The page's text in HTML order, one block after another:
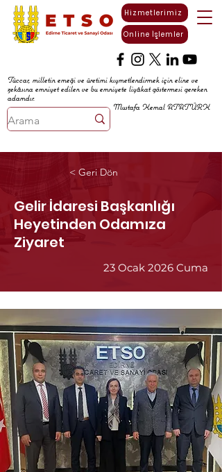
Online İşlemler
Hizmetlerimiz
Tüccar, milletin emeği ve üretimi kıymetlendirmek için eline ve
zekâsına emniyet edilen ve bu emniyete liyâkat göstermesi gereken
adamdır.
Mustafa Kemal ATATÜRK
< Geri Dön
Gelir İdaresi Başkanlığı
Heyetinden Odamıza
Ziyaret
23 Ocak 2026 Cuma